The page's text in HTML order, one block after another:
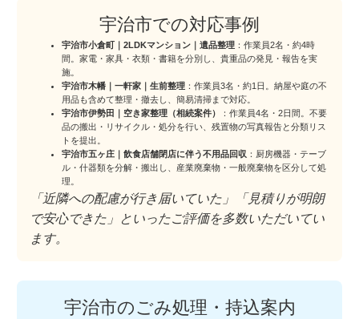
宇治市での対応事例
宇治市小倉町｜2LDKマンション｜遺品整理 ：作業員2名・約4時
間。家電・家具・衣類・書籍を分別し、貴重品の発見・報告を実
施。
宇治市木幡｜一軒家｜生前整理 ：作業員3名・約1日。納屋や庭の不
用品も含めて整理・撤去し、簡易清掃まで対応。
宇治市伊勢田｜空き家整理（相続案件）
：作業員4名・2日間。不要
品の搬出・リサイクル・処分を行い、残置物の写真報告と分類リス
トを提出。
宇治市五ヶ庄｜飲食店舗閉店に伴う不用品回収 ：厨房機器・テーブ
ル・什器類を分解・搬出し、産業廃棄物・一般廃棄物を区分して処
理。
「近隣への配慮が行き届いていた」「見積りが明朗
で安心できた」といったご評価を多数いただいてい
ます。
宇治市のごみ処理・持込案内